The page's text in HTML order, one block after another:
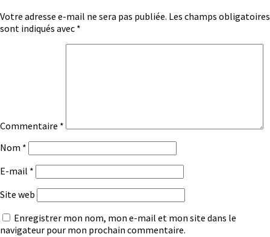
Votre adresse e-mail ne sera pas publiée. Les champs obligatoires
sont indiqués avec *
Commentaire *
Nom *
E-mail *
Site web
Enregistrer mon nom, mon e-mail et mon site dans le
navigateur pour mon prochain commentaire.